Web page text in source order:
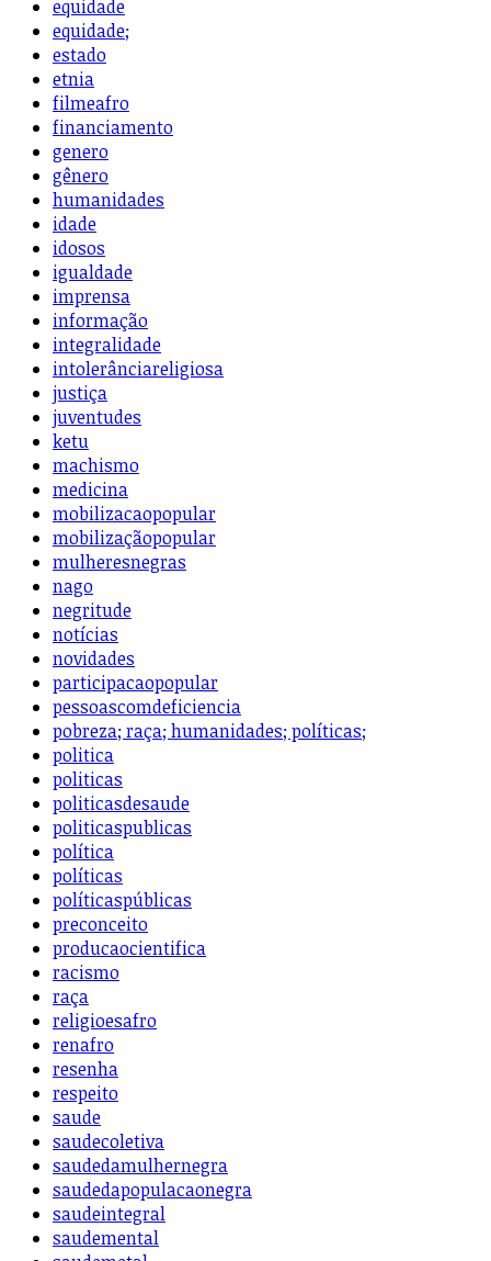
equidade
equidade;
estado
etnia
filmeafro
financiamento
genero
gênero
humanidades
idade
idosos
igualdade
imprensa
informação
integralidade
intolerânciareligiosa
justiça
juventudes
ketu
machismo
medicina
mobilizacaopopular
mobilizaçãopopular
mulheresnegras
nago
negritude
notícias
novidades
participacaopopular
pessoascomdeficiencia
pobreza; raça; humanidades; políticas;
politica
politicas
politicasdesaude
politicaspublicas
política
políticas
políticaspúblicas
preconceito
producaocientifica
racismo
raça
religioesafro
renafro
resenha
respeito
saude
saudecoletiva
saudedamulhernegra
saudedapopulacaonegra
saudeintegral
saudemental